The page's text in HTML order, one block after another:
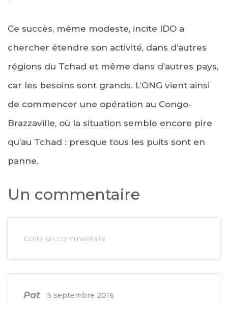
Ce succès, même modeste, incite IDO a
chercher étendre son activité, dans d’autres
régions du Tchad et même dans d’autres pays,
car les besoins sont grands. L’ONG vient ainsi
de commencer une opération au Congo-
Brazzaville, où la situation semble encore pire
qu’au Tchad : presque tous les puits sont en
panne.
Un commentaire
Ecrire un commentaire
Pat 5 septembre 2016